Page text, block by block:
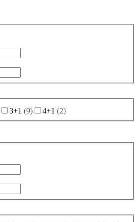
3+1 (9) 4+1 (2)